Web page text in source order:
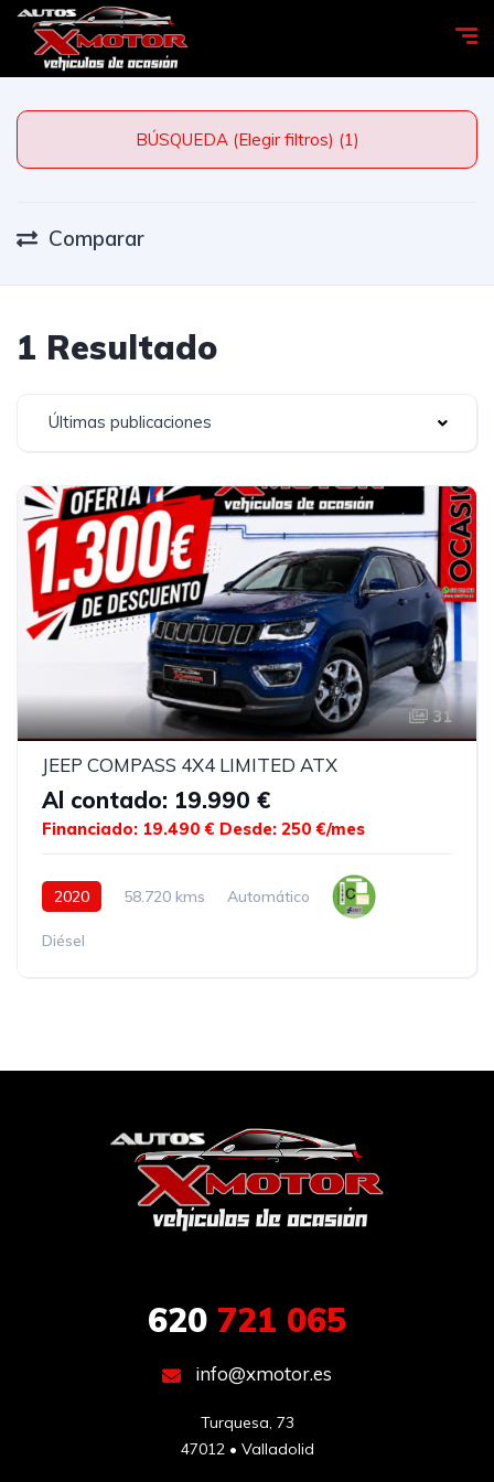
BÚSQUEDA (Elegir filtros) (1)
Comparar
1 Resultado
Últimas publicaciones
31
JEEP COMPASS 4X4 LIMITED ATX
Al contado: 19.990 €
Financiado: 19.490 € Desde: 250 €/mes
2020 58.720 kms Automático
Diésel
620 721 065
info@xmotor.es
Turquesa, 73
47012 • Valladolid